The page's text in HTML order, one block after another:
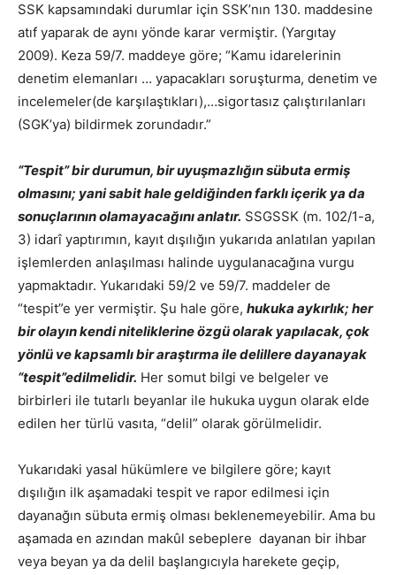
SSK kapsamındaki durumlar için SSK’nın 130. maddesine
atıf yaparak de aynı yönde karar vermiştir. (Yargıtay
2009). Keza 59/7. maddeye göre; “Kamu idarelerinin
denetim elemanları … yapacakları soruşturma, denetim ve
incelemeler(de karşılaştıkları),…sigortasız çalıştırılanları
(SGK’ya) bildirmek zorundadır.”
“Tespit” bir durumun, bir uyuşmazlığın sübuta ermiş
olmasını; yani sabit hale geldiğinden farklı içerik ya da
sonuçlarının olamayacağını anlatır. SSGSSK (m. 102/1-a,
3) idarî yaptırımın, kayıt dışılığın yukarıda anlatılan yapılan
işlemlerden anlaşılması halinde uygulanacağına vurgu
yapmaktadır. Yukarıdaki 59/2 ve 59/7. maddeler de
“tespit”e yer vermiştir. Şu hale göre, hukuka aykırlık; her
bir olayın kendi niteliklerine özgü olarak yapılacak, çok
yönlü ve kapsamlı bir araştırma ile delillere dayanayak
“tespit”edilmelidir. Her somut bilgi ve belgeler ve
birbirleri ile tutarlı beyanlar ile hukuka uygun olarak elde
edilen her türlü vasıta, “delil” olarak görülmelidir.
Yukarıdaki yasal hükümlere ve bilgilere göre; kayıt
dışılığın ilk aşamadaki tespit ve rapor edilmesi için
dayanağın sübuta ermiş olması beklenemeyebilir. Ama bu
aşamada en azından makûl sebeplere dayanan bir ihbar
veya beyan ya da delil başlangıcıyla harekete geçip,